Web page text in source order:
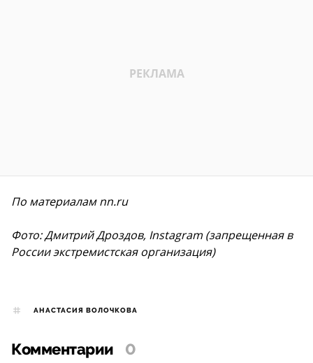
По материалам nn.ru
Фото: Дмитрий Дроздов, Instagram (запрещенная в
России экстремистская организация)
АНАСТАСИЯ ВОЛОЧКОВА
Комментарии 0